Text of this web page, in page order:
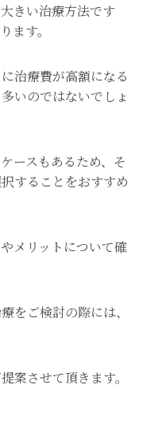
きい治療方法です
ます。
治療費が高額になる
いのではないでしょ
ースもあるため、そ
することをおすすめ
メリットについて確
をご検討の際には、
案させて頂きます。